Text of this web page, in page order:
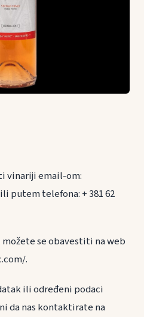
vinariji email-om:
putem telefona: + 381 62
se obavestiti na web
.
ili određeni podaci
da nas kontaktirate na